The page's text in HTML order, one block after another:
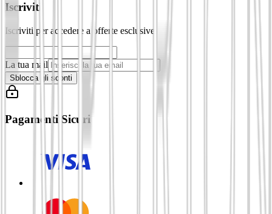
Iscriviti
Iscriviti per accedere a offerte esclusive
La tua mail
Sblocca gli sconti
Pagamenti Sicuri